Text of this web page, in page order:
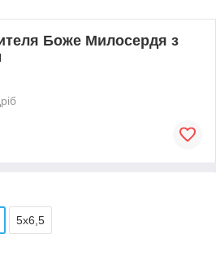
Боже Милосердя з
5x6,5